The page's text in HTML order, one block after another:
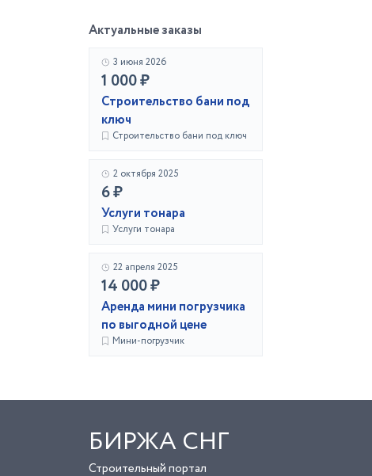
Актуальные заказы
3 июня 2026
1 000 ₽
Строительство бани под
ключ
Строительство бани под ключ
2 октября 2025
6 ₽
Услуги тонара
Услуги тонара
22 апреля 2025
14 000 ₽
Аренда мини погрузчика
по выгодной цене
Мини-погрузчик
БИРЖА СНГ
Строительный портал